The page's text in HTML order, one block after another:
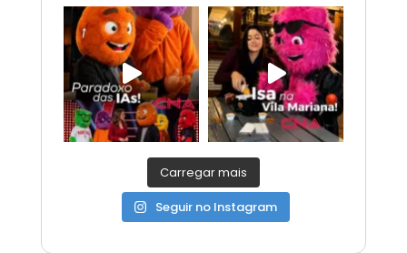
Carregar mais
Seguir no Instagram